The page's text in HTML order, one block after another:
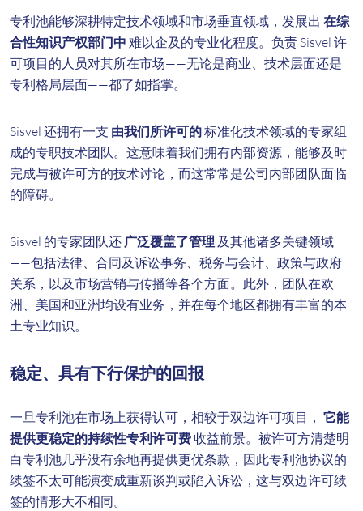
专利池能够深耕特定技术领域和市场垂直领域，发展出 在综
合性知识产权部门中 难以企及的专业化程度。负责 Sisvel 许
可项目的人员对其所在市场——无论是商业、技术层面还是
专利格局层面——都了如指掌。
Sisvel 还拥有一支 由我们所许可的标准化技术领域的专家组
成的专职技术团队。这意味着我们拥有内部资源，能够及时
完成与被许可方的技术讨论，而这常常是公司内部团队面临
的障碍。
Sisvel 的专家团队还 广泛覆盖了管理 及其他诸多关键领域
——包括法律、合同及诉讼事务、税务与会计、政策与政府
关系，以及市场营销与传播等各个方面。此外，团队在欧
洲、美国和亚洲均设有业务，并在每个地区都拥有丰富的本
土专业知识。
稳定、具有下行保护的回报
一旦专利池在市场上获得认可，相较于双边许可项目， 它能
提供更稳定的持续性专利许可费收益前景。被许可方清楚明
白专利池几乎没有余地再提供更优条款，因此专利池协议的
续签不太可能演变成重新谈判或陷入诉讼，这与双边许可续
签的情形大不相同。